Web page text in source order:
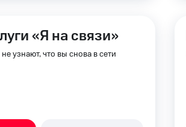
«Я на связи»
узнают, что вы снова в сети